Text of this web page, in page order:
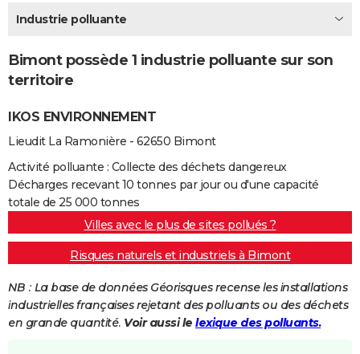
Destinations
City break
Voyage nature
Voyage de noces
Forum
Climat
+PHOTO
GUIDES D'ACHAT
BONS PLANS
CARTE DE VOEUX
Carte de Noël
Carte Bonne année
Carte Saint-Valentin
Carte Pâques
Carte d'anniversaire
DICTIONNAIRE
Dictionnaire
Biographies
Citations
Expressions
Proverbes
PROGRAMME TV
COPAINS D'AVANT
S'inscrire
Se connecter
Lycées
Collèges
Primaires
Universités
Entreprises
Service militaire
Avis de recherche
Bricolage
Lifestyle
Culture
Sport
Auto
Television
Voyage
Cinema
Industrie polluante
Bimont possède 1 industrie polluante sur son
territoire
IKOS ENVIRONNEMENT
Lieudit La Ramonière - 62650 Bimont
Activité polluante : Collecte des déchets dangereux
Décharges recevant 10 tonnes par jour ou d'une capacité
totale de 25 000 tonnes
Villes avec le plus de sites pollués ?
Risques naturels et industriels à Bimont
NB : La base de données Géorisques recense les installations
industrielles françaises rejetant des polluants ou des déchets
en grande quantité. Voir aussi le lexique des polluants.